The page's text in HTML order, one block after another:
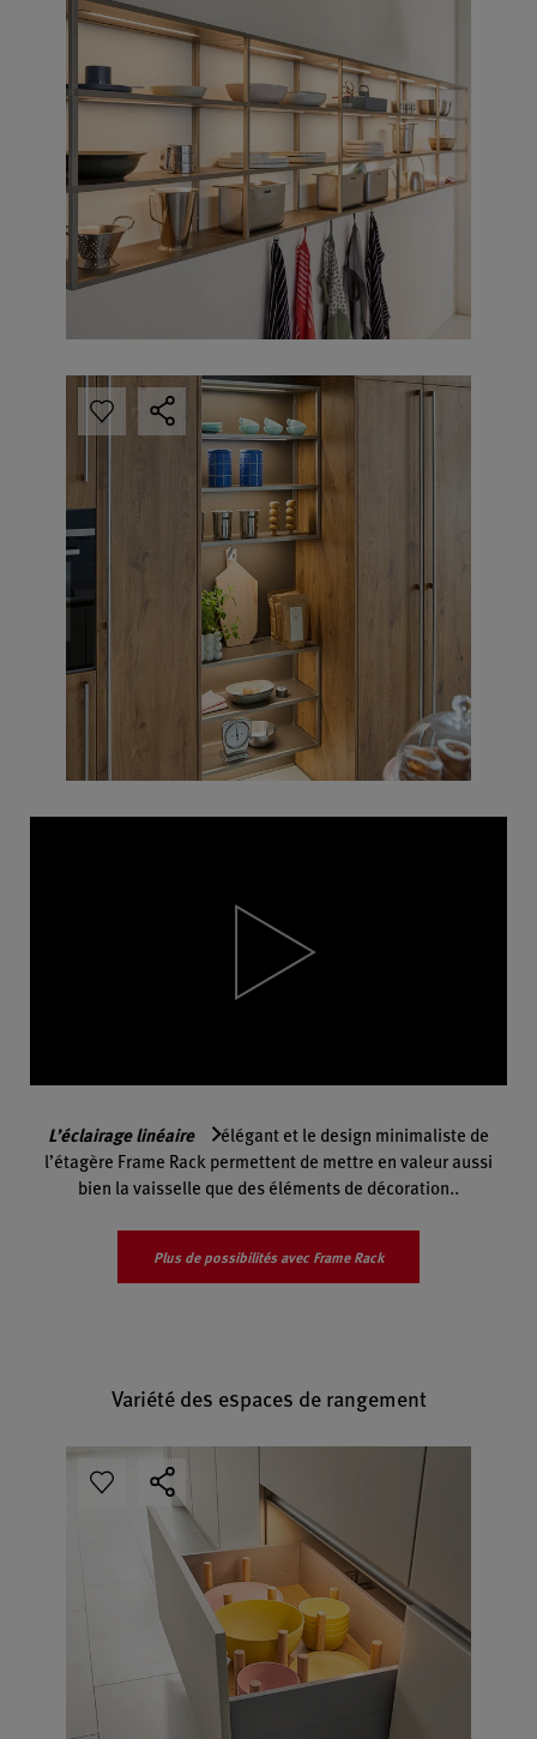
L’éclairage linéaire
élégant et le design minimaliste de
l’étagère Frame Rack permettent de mettre en valeur aussi
bien la vaisselle que des éléments de décoration..
Plus de possibilités avec Frame Rack
Variété des espaces de rangement